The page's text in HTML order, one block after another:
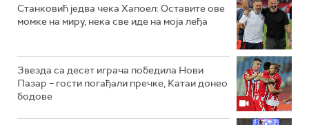
Станковић једва чека Хапоел: Оставите ове
момке на миру, нека све иде на моја леђа
Звезда са десет играча победила Нови
Пазар – гости погађали пречке, Катаи донео
бодове